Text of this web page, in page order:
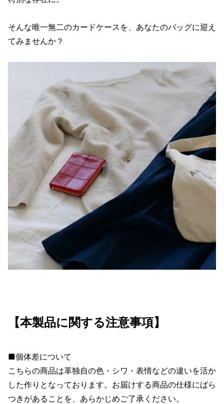
そんな唯一無二のカードケースを、あなたのバッグに迎え
てみませんか？
【本製品に関する注意事項】
■個体差について
こちらの商品は革独自の色・シワ・表情などの違いを活か
した作りとなっております。お届けする商品の仕様にばら
つきがあることを、あらかじめご了承ください。